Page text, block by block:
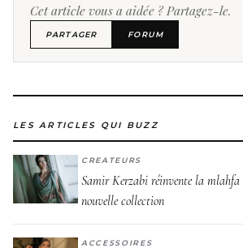
Cet article vous a aidée ? Partagez-le.
PARTAGER FORUM
LES ARTICLES QUI BUZZ
CREATEURS
Samir Kerzabi réinvente la mlahfa
nouvelle collection
ACCESSOIRES